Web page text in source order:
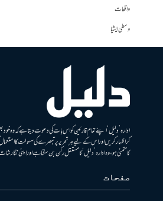
واقعات
وسطی ایشیا
ادارہ ’دلیل‘ اپنے تمام قارئین کو اس بات کی دعوت دیتا ہے کہ وہ
کر اظہار کریں اور اس کے لیے ہر تحریر پر تبصرے کی سہولت کا
کا متمنی ہو، وہ ادارہ ’دلیل‘ کا مستقل رکن بن سکتا ہے اور اپنی
صفحات